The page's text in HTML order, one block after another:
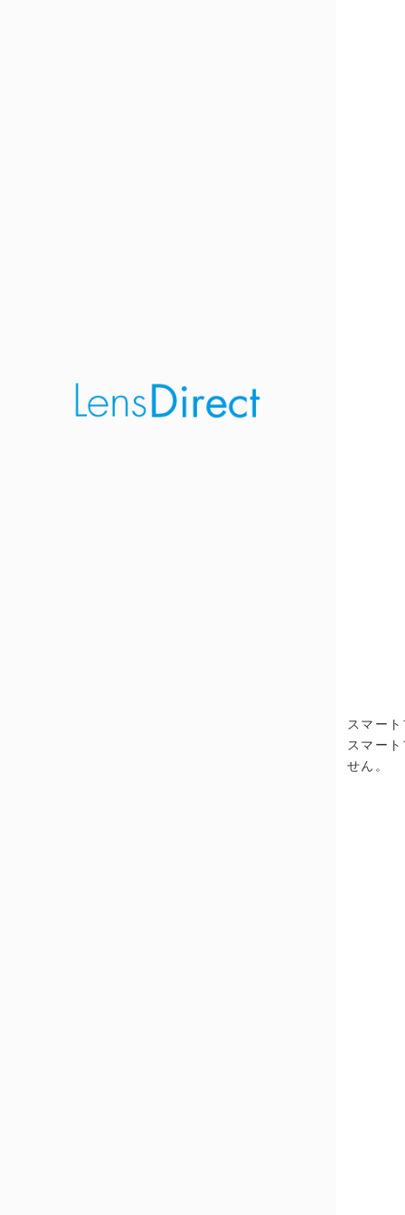
スマー
スマー
せん。